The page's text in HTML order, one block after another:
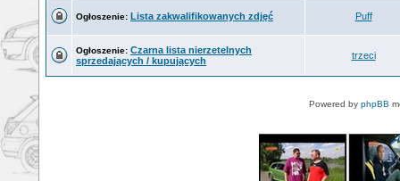
Ogłoszenie: Lista zakwalifikowanych zdjęć Puff
Ogłoszenie: Czarna lista nierzetelnych
sprzedających / kupujących
trzeci
Powered by phpBB